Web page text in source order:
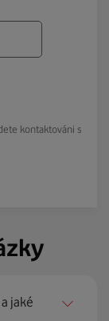
kontaktováni s
jaké